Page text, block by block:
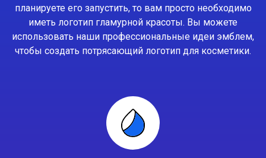
планируете его запустить, то вам просто необходимо
иметь логотип гламурной красоты. Вы можете
использовать наши профессиональные идеи эмблем,
чтобы создать потрясающий логотип для косметики.